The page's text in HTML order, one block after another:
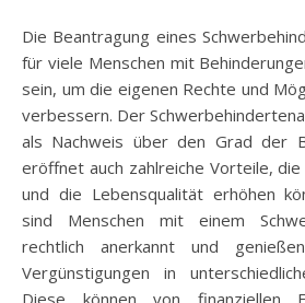
Die Beantragung eines Schwerbehindertenausweises kann
für viele Menschen mit
sein, um die eigenen Rechte und
verbessern. Der
als Nachweis über den Grad der
eröffnet auch zahlreiche Vorteile,
und die Lebensqualität erhöhen
sind Menschen mit einem
rechtlich anerkannt und
Vergünstigungen in
Diese können von finanziellen